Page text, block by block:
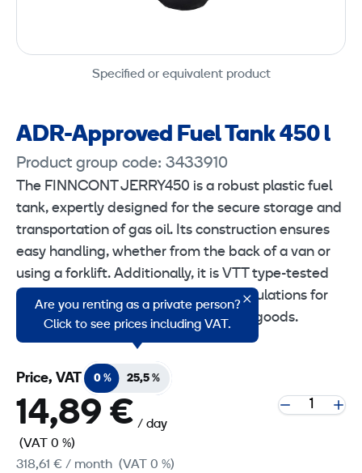
Specified or equivalent product
ADR-Approved Fuel Tank 450 l
Product group code: 3433910
The FINNCONT JERRY450 is a robust plastic fuel
tank, expertly designed for the secure storage and
transportation of gas oil. Its construction ensures
easy handling, whether from the back of a van or
using a forklift. Additionally, it is VTT type-tested
and fully compliant with ADR/UN regulations for
the safe transportation of hazardous goods.
Are you renting as a private person?
Click to see prices including VAT.
Price, VAT 0 % 25,5 %
14,89 € / day
(VAT 0 %)
318,61 € / month (VAT 0 %)